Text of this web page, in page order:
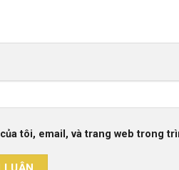
tôi, email, và trang web trong